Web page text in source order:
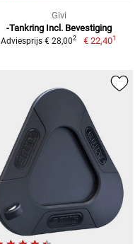
Givi
-Tankring Incl. Bevestiging
Adviesprijs € 28,002 € 22,401